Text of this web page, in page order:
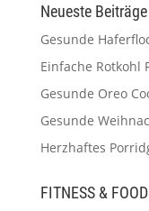
Neueste Beiträge
Gesunde
Einfache Rotkohl
Gesunde Oreo
Gesunde
Herzhaftes
FITNESS &